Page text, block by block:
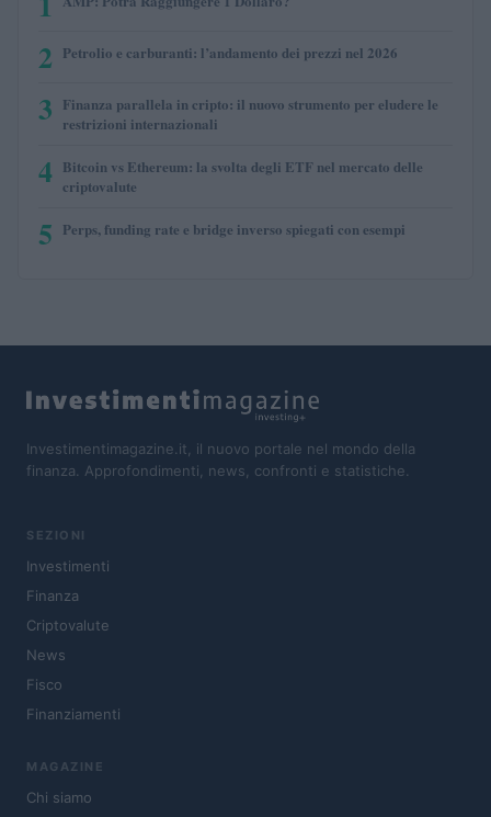
2 Petrolio e carburanti: l’andamento dei prezzi nel 2026
3 Finanza parallela in cripto: il nuovo strumento per eludere le
restrizioni internazionali
4 Bitcoin vs Ethereum: la svolta degli ETF nel mercato delle
criptovalute
5 Perps, funding rate e bridge inverso spiegati con esempi
Investimentimagazine.it, il nuovo portale nel mondo della
finanza. Approfondimenti, news, confronti e statistiche.
SEZIONI
Investimenti
Finanza
Criptovalute
News
Fisco
Finanziamenti
MAGAZINE
Chi siamo